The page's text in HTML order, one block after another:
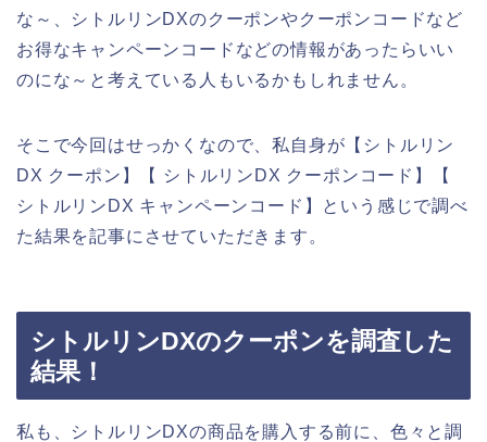
な～、シトルリンDXのクーポンやクーポンコードなど
お得なキャンペーンコードなどの情報があったらいい
のにな～と考えている人もいるかもしれません。
そこで今回はせっかくなので、私自身が【シトルリン
DX クーポン】【 シトルリンDX クーポンコード】【
シトルリンDX キャンペーンコード】という感じで調べ
た結果を記事にさせていただきます。
シトルリンDXのクーポンを調査した
結果！
私も、シトルリンDXの商品を購入する前に、色々と調